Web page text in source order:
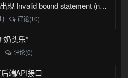
mybatis plus 出现 Invalid bound statement (not found)
评论(10)
奶头乐”
评论(0)
端API接口